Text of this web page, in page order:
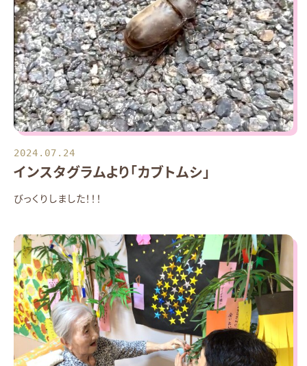
2024.07.24
インスタグラムより「カブトムシ」
びっくりしました！！！